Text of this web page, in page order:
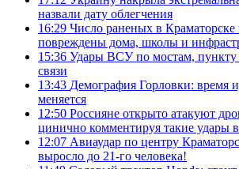
назвали дату облегчения
16:29 Число раненых в Краматорске
повреждены дома, школы и
15:36 Удары ВСУ по мостам,
связи
13:43 Демография Горловки: время
меняется
12:50 Россияне открыто атакуют
цинично комментируя такие удары
12:07 Авиаудар по центру
выросло до 21-го человека!